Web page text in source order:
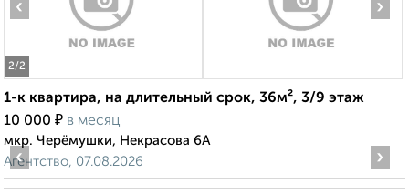
2/2
‹ ›
1-к квартира, на длительный срок, 36м², 3/9 этаж
10 000 ₽ в месяц
мкр. Черёмушки, Некрасова 6А
Агентство, 07.08.2026
‹ ›